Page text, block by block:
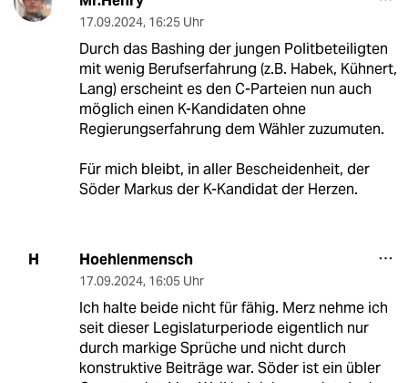
17.09.2024, 16:25 Uhr
Durch das Bashing der jungen Politbeteiligten
mit wenig Berufserfahrung (z.B. Habek, Kühnert,
Lang) erscheint es den C-Parteien nun auch
möglich einen K-Kandidaten ohne
Regierungserfahrung dem Wähler zuzumuten.
Für mich bleibt, in aller Bescheidenheit, der
Söder Markus der K-Kandidat der Herzen.
H Hoehlenmensch
17.09.2024, 16:05 Uhr
Ich halte beide nicht für fähig. Merz nehme ich
seit dieser Legislaturperiode eigentlich nur
durch markige Sprüche und nicht durch
konstruktive Beiträge war. Söder ist ein übler